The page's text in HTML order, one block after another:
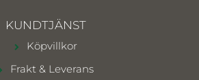
KUNDTJÄNST
Köpvillkor
Frakt & Leverans